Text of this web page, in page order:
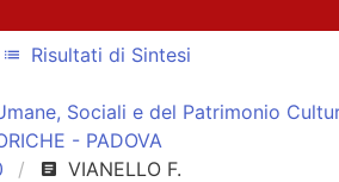
list Risultati di Sintesi
Sociali e del Patrimonio
- PADOVA
article
VIANELLO F.